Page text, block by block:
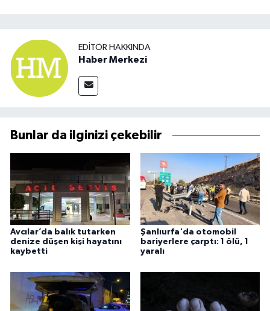
EDITÖR HAKKINDA
Haber Merkezi
Bunlar da ilginizi çekebilir
Avcılar’da balık tutarken
denize düşen kişi hayatını
kaybetti
Şanlıurfa'da otomobil
bariyerlere çarptı: 1 ölü, 1
yaralı